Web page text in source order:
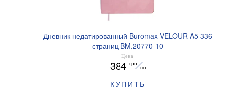
Дневник недатированный Buromax VELOUR A5 336
страниц BM.20770-10
Цена
384 грн
шт
КУПИТЬ